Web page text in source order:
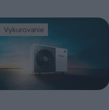
Vykurovanie